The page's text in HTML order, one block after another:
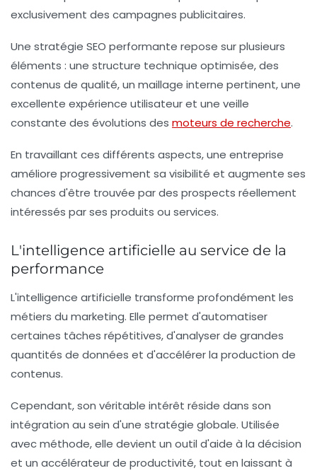
exclusivement des campagnes publicitaires.
Une stratégie SEO performante repose sur plusieurs
éléments : une structure technique optimisée, des
contenus de qualité, un maillage interne pertinent, une
excellente expérience utilisateur et une veille
constante des évolutions des moteurs de recherche.
En travaillant ces différents aspects, une entreprise
améliore progressivement sa visibilité et augmente ses
chances d'être trouvée par des prospects réellement
intéressés par ses produits ou services.
L'intelligence artificielle au service de la
performance
L'intelligence artificielle transforme profondément les
métiers du marketing. Elle permet d'automatiser
certaines tâches répétitives, d'analyser de grandes
quantités de données et d'accélérer la production de
contenus.
Cependant, son véritable intérêt réside dans son
intégration au sein d'une stratégie globale. Utilisée
avec méthode, elle devient un outil d'aide à la décision
et un accélérateur de productivité, tout en laissant à